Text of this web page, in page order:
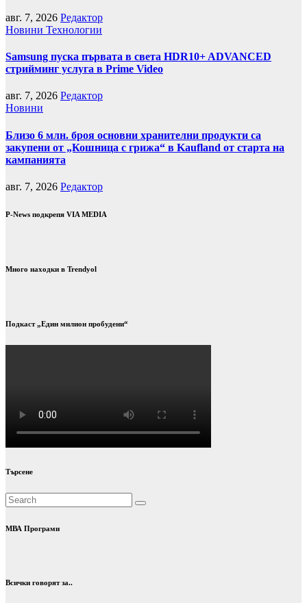
авг. 7, 2026 Редактор
Новини Технологии
Samsung пуска първата в света HDR10+ ADVANCED
стрийминг услуга в Prime Video
авг. 7, 2026 Редактор
Новини
Близо 6 млн. броя основни хранителни продукти са
закупени от „Кошница с грижа“ в Kaufland от старта на
кампанията
авг. 7, 2026 Редактор
P-News подкрепя VIA MEDIA
Много находки в Trendyol
Подкаст „Един милион пробудени“
Търсене
МВА Програми
Всички говорят за..